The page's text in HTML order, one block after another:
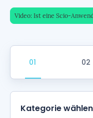
Video: Ist eine Scio-
Kategorie wählen